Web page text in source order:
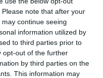
note that after your
continue seeing
information utilized by
to third parties prior to
opt-out of the further
by third parties on the
This information may